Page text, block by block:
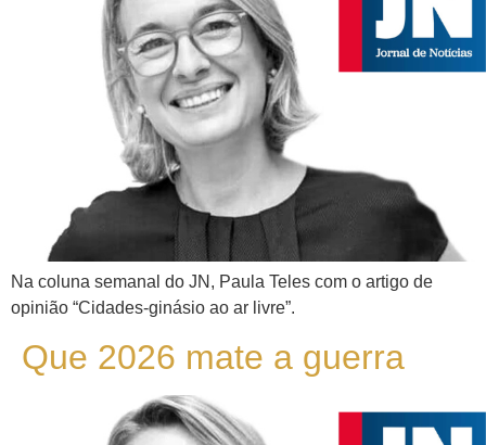
Na coluna semanal do JN, Paula Teles com o artigo de
opinião “Cidades-ginásio ao ar livre”.
Que 2026 mate a guerra